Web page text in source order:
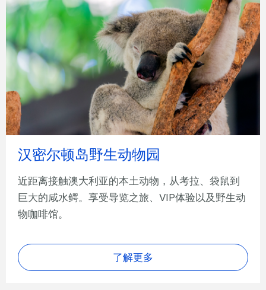
汉密尔顿岛野生动物园
近距离接触澳大利亚的本土动物，从考拉、袋鼠到
巨大的咸水鳄。享受导览之旅、VIP体验以及野生动
物咖啡馆。
了解更多